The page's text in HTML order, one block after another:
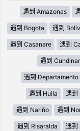
遇到 Amazonas
遇到 Bogota 遇到
遇到 Casanare 遇到
遇到
遇到 Departamento
遇到 Huila 遇到
遇到 Nariño 遇到
遇到 Risaralda 遇到